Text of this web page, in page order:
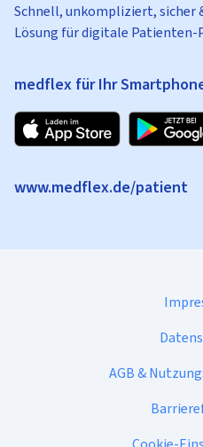
Schnell, unkompliziert, sicher
Lösung für digitale
medflex für Ihr
www.medflex.de/patient
AGB &